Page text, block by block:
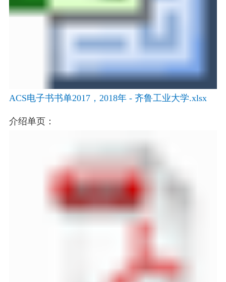
ACS电子书书单2017，2018年 - 齐鲁工业大学.xlsx
介绍单页：